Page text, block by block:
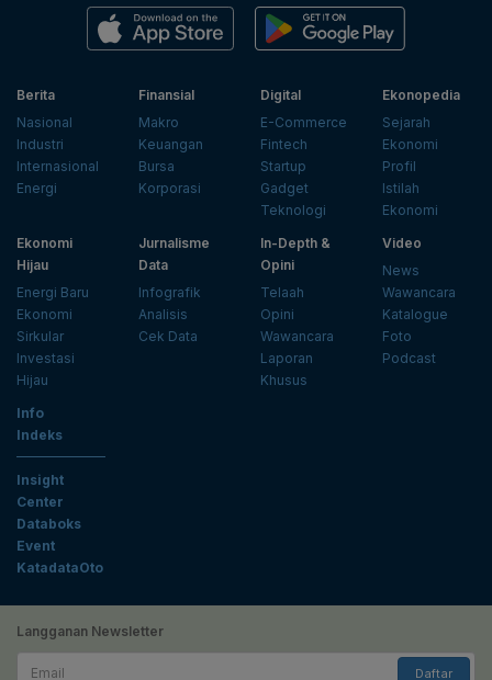
Berita
Nasional
Industri
Internasional
Energi
Finansial
Makro
Keuangan
Bursa
Korporasi
Digital
E-Commerce
Fintech
Startup
Gadget
Teknologi
Ekonopedia
Sejarah
Ekonomi
Profil
Istilah
Ekonomi
Ekonomi
Hijau
Energi Baru
Ekonomi
Sirkular
Investasi
Hijau
Jurnalisme
Data
Infografik
Analisis
Cek Data
In-Depth &
Opini
Telaah
Opini
Wawancara
Laporan
Khusus
Video
News
Wawancara
Katalogue
Foto
Podcast
Info
Indeks
Insight
Center
Databoks
Event
KatadataOto
Langganan Newsletter
Daftar